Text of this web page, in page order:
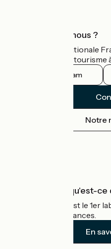
Qui sommes-nous ?
L'association nationale
guide officiel du tourisme
Instagram
Notre
Accueil Vélo qu'est-ce
Accueil Vélo c'est le 1er
cyclistes en vacances.
En